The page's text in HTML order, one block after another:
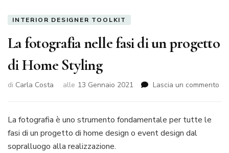
INTERIOR DESIGNER TOOLKIT
La fotografia nelle fasi di un progetto
di Home Styling
di Carla Costa alle 13 Gennaio 2021 Lascia un commento
La fotografia è uno strumento fondamentale per tutte le
fasi di un progetto di home design o event design dal
sopralluogo alla realizzazione.